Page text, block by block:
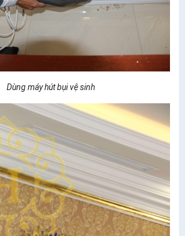
Dùng máy hút bụi vệ sinh